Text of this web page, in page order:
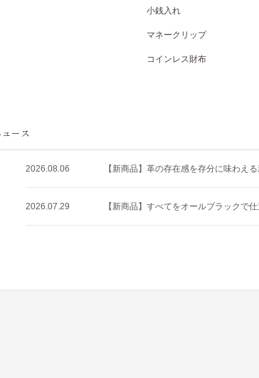
小銭入れ
マネークリップ
コインレス財布
2026.08.06 【新商品】革の存在感を存分に味わえ
2026.07.29 【新商品】すべてをオールブラックで